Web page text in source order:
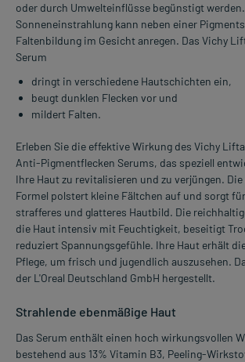
oder durch Umwelteinflüsse begünstigt
Sonneneinstrahlung kann neben einer
Faltenbildung im Gesicht anregen. Das Vichy
Serum
dringt in verschiedene Hautschichten ein,
beugt dunklen Flecken vor und
mildert Falten.
Erleben Sie die effektive Wirkung des Vichy
Anti-Pigmentflecken Serums, das speziell
Ihre Haut zu revitalisieren und zu verjüngen.
Formel polstert kleine Fältchen auf und sorgt
strafferes und glatteres Hautbild. Die
die Haut intensiv mit Feuchtigkeit, beseitigt
reduziert Spannungsgefühle. Ihre Haut erhält
Pflege, um frisch und jugendlich auszusehen.
der L'Oreal Deutschland GmbH hergestellt.
Strahlende ebenmäßige Haut
Das Serum enthält einen hoch wirkungsvollen
bestehend aus 13% Vitamin B3, Peeling-